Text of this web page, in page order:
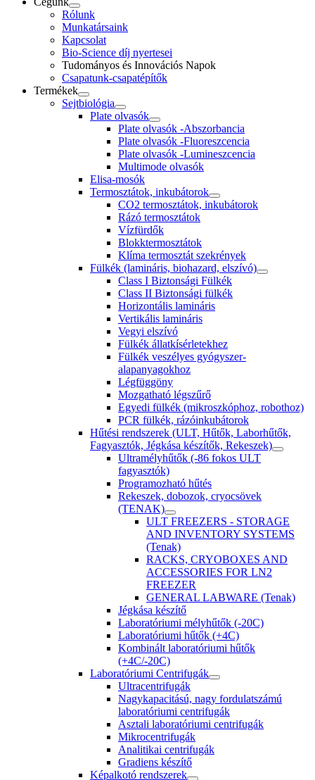
Rólunk
Munkatársaink
Kapcsolat
Bio-Science díj nyertesei
Tudományos és Innovációs Napok
Csapatunk-csapatépítők
Termékek
Sejtbiológia
Plate olvasók
Plate olvasók -Abszorbancia
Plate olvasók -Fluoreszcencia
Plate olvasók -Lumineszcencia
Multimode olvasók
Elisa-mosók
Termosztátok, inkubátorok
CO2 termosztátok, inkubátorok
Rázó termosztátok
Vízfürdők
Blokktermosztátok
Klíma termosztát szekrények
Fülkék (lamináris, biohazard, elszívó)
Class I Biztonsági Fülkék
Class II Biztonsági fülkék
Horizontális lamináris
Vertikális lamináris
Vegyi elszívó
Fülkék állatkísérletekhez
Fülkék veszélyes gyógyszer-
alapanyagokhoz
Légfüggöny
Mozgatható légszűrő
Egyedi fülkék (mikroszkóphoz, robothoz)
PCR fülkék, rázóinkubátorok
Hűtési rendszerek (ULT, Hűtők, Laborhűtők,
Fagyasztók, Jégkása készítők, Rekeszek)
Ultramélyhűtők (-86 fokos ULT
fagyasztók)
Programozható hűtés
Rekeszek, dobozok, cryocsövek
(TENAK)
ULT FREEZERS - STORAGE
AND INVENTORY SYSTEMS
(Tenak)
RACKS, CRYOBOXES AND
ACCESSORIES FOR LN2
FREEZER
GENERAL LABWARE (Tenak)
Jégkása készítő
Laboratóriumi mélyhűtők (-20C)
Laboratóriumi hűtők (+4C)
Kombinált laboratóriumi hűtők
(+4C/-20C)
Laboratóriumi Centrifugák
Ultracentrifugák
Nagykapacitású, nagy fordulatszámú
laboratóriumi centrifugák
Asztali laboratóriumi centrifugák
Mikrocentrifugák
Analitikai centrifugák
Gradiens készítő
Képalkotó rendszerek